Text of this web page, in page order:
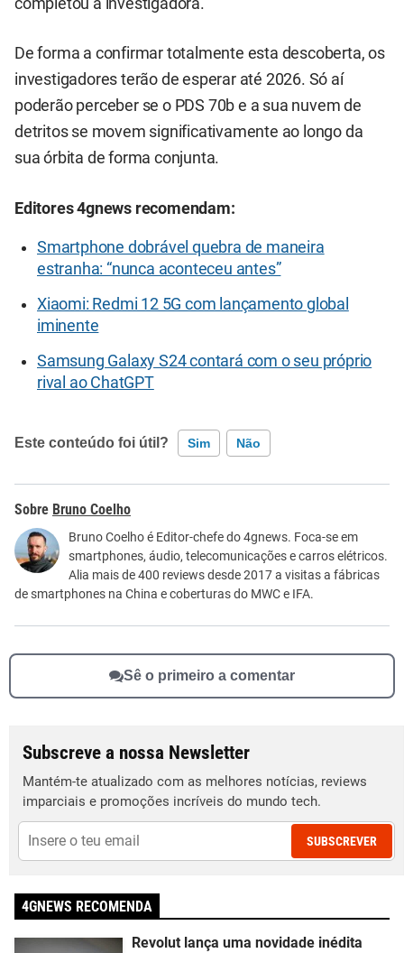
completou a investigadora.
De forma a confirmar totalmente esta descoberta, os
investigadores terão de esperar até 2026. Só aí
poderão perceber se o PDS 70b e a sua nuvem de
detritos se movem significativamente ao longo da
sua órbita de forma conjunta.
Editores 4gnews recomendam:
Smartphone dobrável quebra de maneira
estranha: “nunca aconteceu antes”
Xiaomi: Redmi 12 5G com lançamento global
iminente
Samsung Galaxy S24 contará com o seu próprio
rival ao ChatGPT
Este conteúdo foi útil? Sim Não
Este conteúdo não tem a informação que procuro
Outro
Bruno Coelho
Bruno Coelho é Editor-chefe do 4gnews. Foca-se em
smartphones, áudio, telecomunicações e carros elétricos.
Alia mais de 400 reviews desde 2017 a visitas a fábricas
de smartphones na China e coberturas do MWC e IFA.
Sê o primeiro a comentar
Subscreve a nossa Newsletter
Mantém-te atualizado com as melhores notícias, reviews
imparciais e promoções incríveis do mundo tech.
SUBSCREVER
4GNEWS RECOMENDA
Revolut lança uma novidade inédita